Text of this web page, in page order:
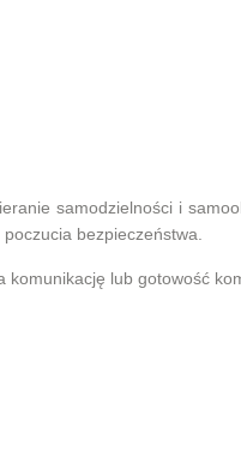
samodzielności i
bezpieczeństwa.
lub gotowość